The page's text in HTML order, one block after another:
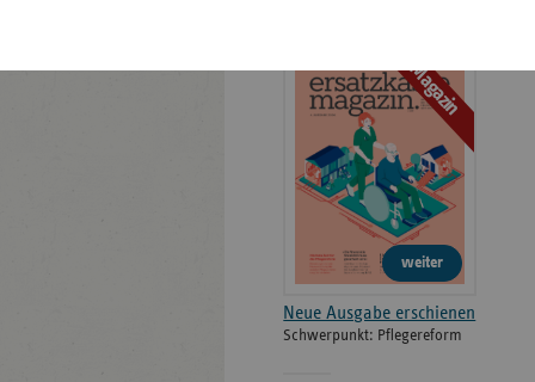
Magazin
weiter
Neue Ausgabe erschienen
Schwerpunkt: Pflegereform